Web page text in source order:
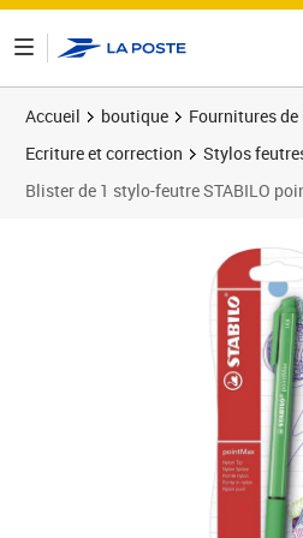
Accueil boutique
Fournitures de
Ecriture et correction
Stylos
Blister de 1 stylo-feutre STABILO